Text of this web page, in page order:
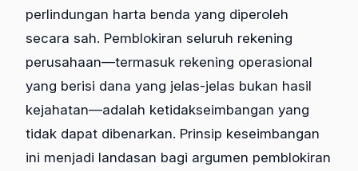
perlindungan harta benda yang diperoleh
secara sah. Pemblokiran seluruh rekening
perusahaan—termasuk rekening operasional
yang berisi dana yang jelas-jelas bukan hasil
kejahatan—adalah ketidakseimbangan yang
tidak dapat dibenarkan. Prinsip keseimbangan
ini menjadi landasan bagi argumen pemblokiran